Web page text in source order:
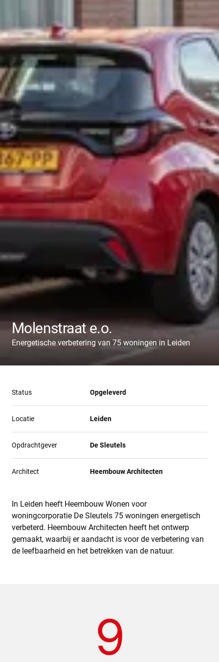
Molenstraat e.o.
Energetische verbetering van 75 woningen in Leiden
Status Opgeleverd
Locatie Leiden
Opdrachtgever De Sleutels
Architect Heembouw Architecten
In Leiden heeft Heembouw Wonen voor
woningcorporatie De Sleutels 75 woningen energetisch
verbeterd. Heembouw Architecten heeft het ontwerp
gemaakt, waarbij er aandacht is voor de verbetering van
de leefbaarheid en het betrekken van de natuur.
9